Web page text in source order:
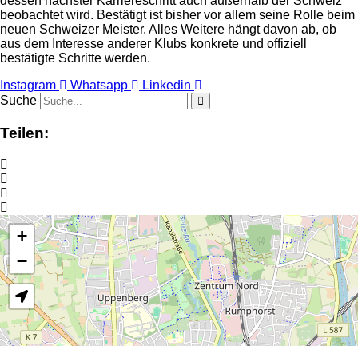
beobachtet wird. Bestätigt ist bisher vor allem seine Rolle beim
neuen Schweizer Meister. Alles Weitere hängt davon ab, ob
aus dem Interesse anderer Klubs konkrete und offiziell
bestätigte Schritte werden.
Instagram
Whatsapp
Linkedin
Suche
Teilen:
+
−